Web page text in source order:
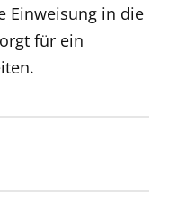
Einweisung in die
für ein